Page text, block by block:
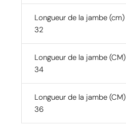
Longueur de la jambe (cm)
32
Longueur de la jambe (CM)
34
Longueur de la jambe (CM)
36